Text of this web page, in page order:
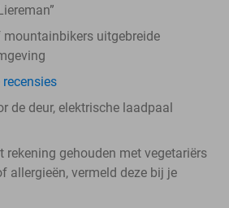
mountainbikers uitgebreide
de deur, elektrische laadpaal
rekening gehouden met vegetariërs
allergieën, vermeld deze bij je